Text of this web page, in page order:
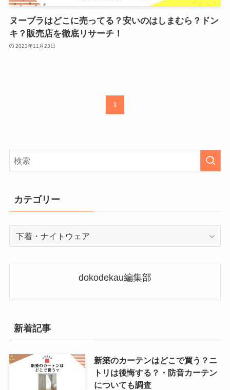
ヌーブラはどこに売ってる？安いのはしまむら？ドン
キ？販売店を徹底リサーチ！
2023年11月23日
1
カテゴリー
カ
dokodekau編集部
新着記事
新築のカーテンはどこで買う？ニ
トリは後悔する？・防音カーテン
についても調査